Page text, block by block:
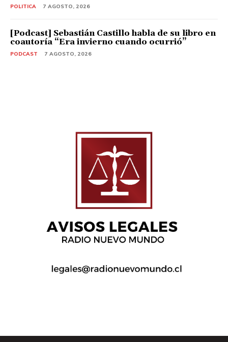
POLITICA 7 AGOSTO, 2026
[Podcast] Sebastián Castillo habla de su libro en
coautoría “Era invierno cuando ocurrió”
PODCAST 7 AGOSTO, 2026